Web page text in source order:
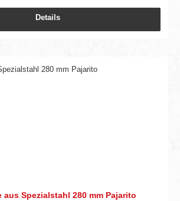
Details
aus Spezialstahl 280 mm Pajarito